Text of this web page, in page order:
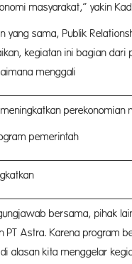
masyarakat,” yakin
yang sama, Publik
kegiatan ini bagian dari
menggali
perekonomian
pemerintah
bersama, pihak
PT Astra. Karena program
alasan kita menggelar